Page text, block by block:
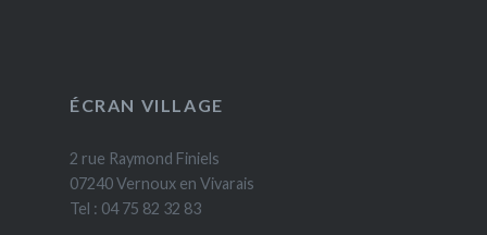
ÉCRAN VILLAGE
2 rue Raymond Finiels
07240 Vernoux en Vivarais
Tel : 04 75 82 32 83